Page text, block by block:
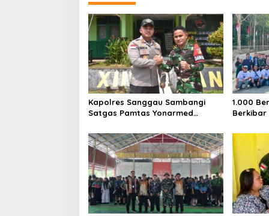
Kapolres Sanggau Sambangi
Satgas Pamtas Yonarmed
Polri di Perbatasan
1.000
Berkibar